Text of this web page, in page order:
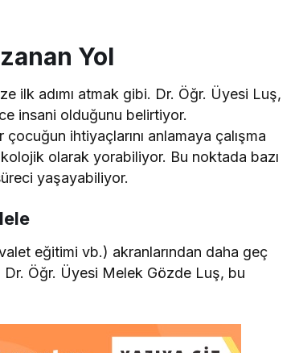
Yol
ilk adımı atmak gibi. Dr. Öğr. Üyesi Luş,
insani olduğunu belirtiyor.
ihtiyaçlarını anlamaya çalışma
olarak yorabiliyor. Bu noktada bazı
yaşayabiliyor.
eğitimi vb.) akranlarından daha geç
Öğr. Üyesi Melek Gözde Luş, bu